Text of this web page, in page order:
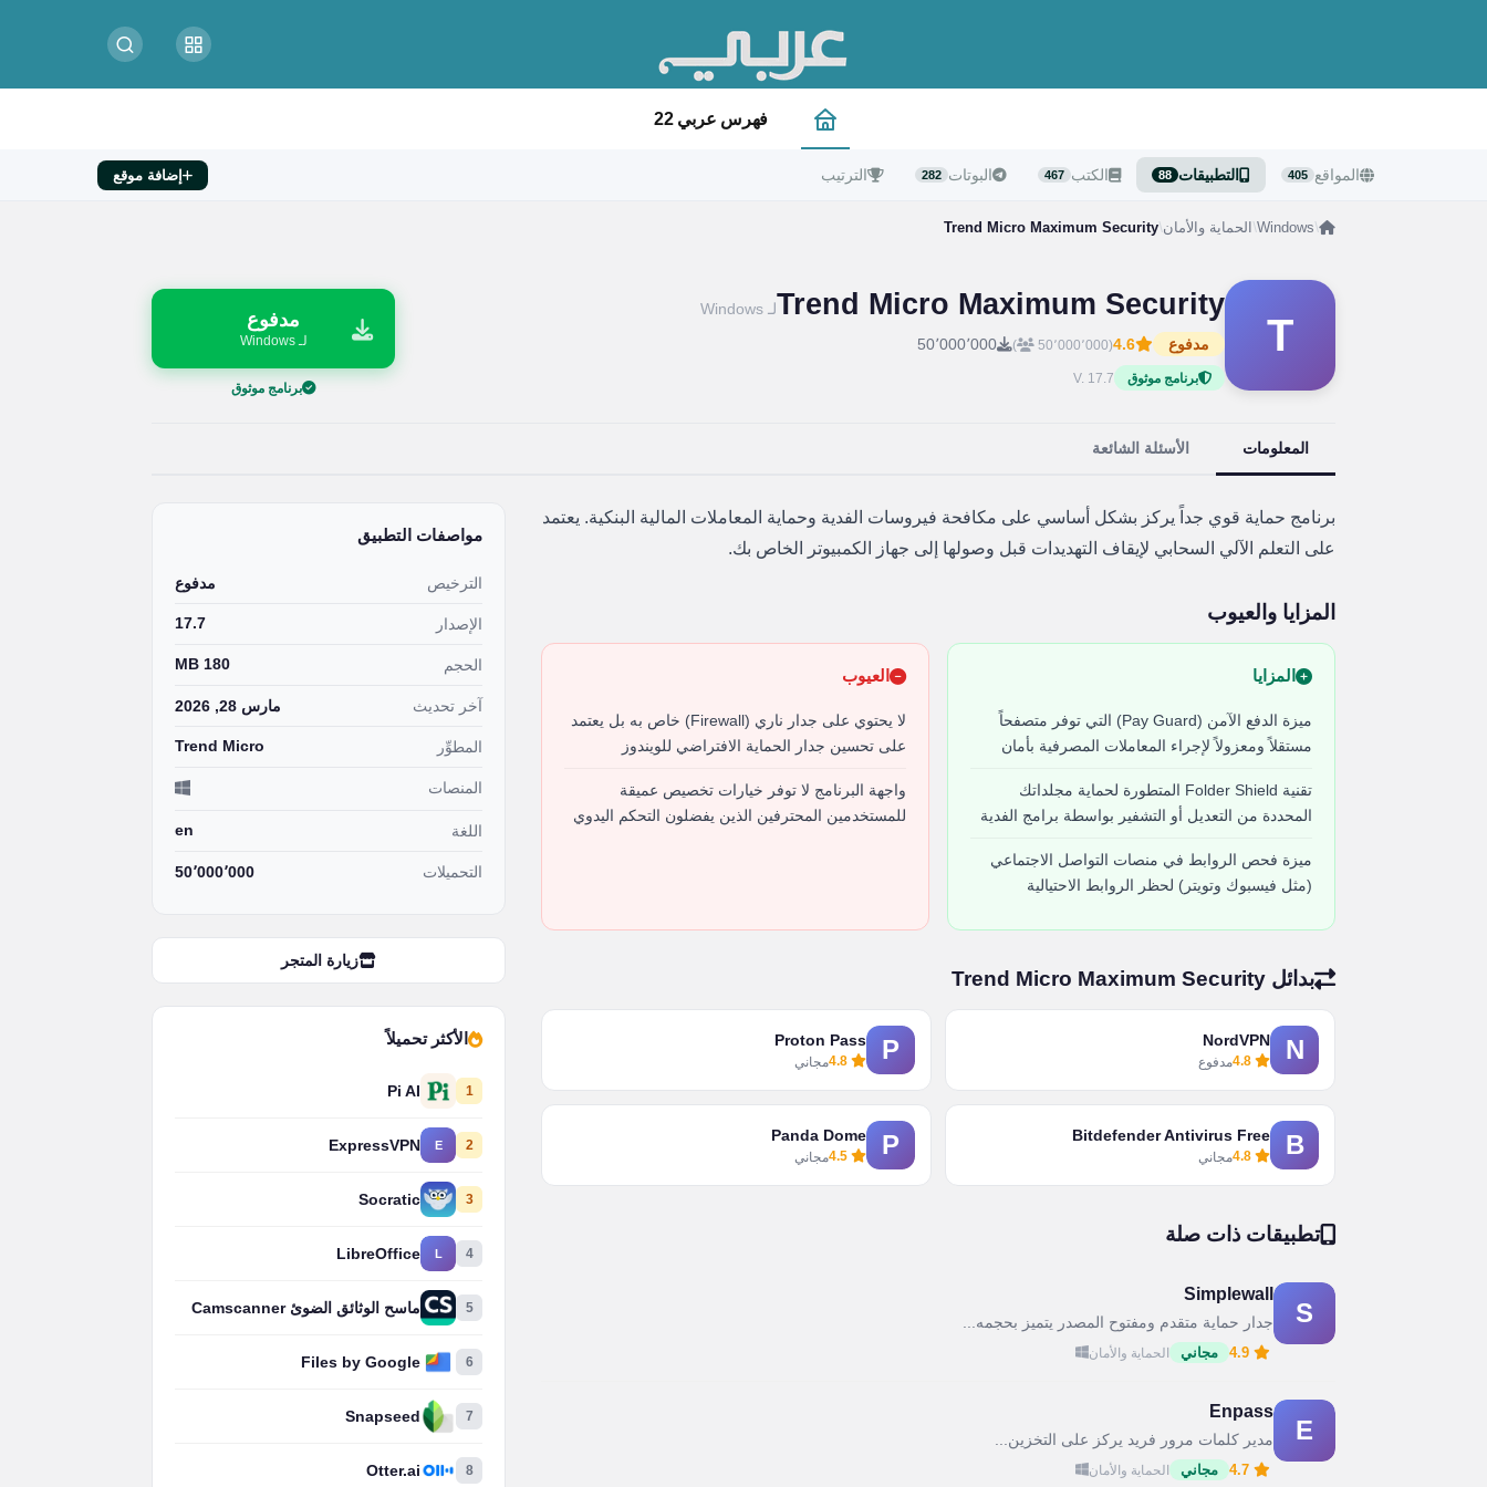
فهرس عربي 22
المواقع 405 التطبيقات 88 الكتب 467 البوتات 282 الترتيب إضافة موقع
/
Windows
/ الحماية والأمان/
Trend Micro Maximum Security
T
Trend Micro Maximum Securityلـ Windows
مدفوع
4.6(50٬000٬000 ) 50٬000٬000
برنامج موثوق V. 17.7
مدفوع
لـ Windows
برنامج موثوق
المعلومات الأسئلة الشائعة
برنامج حماية قوي جداً يركز بشكل أساسي على مكافحة فيروسات الفدية وحماية المعاملات المالية البنكية. يعتمد
على التعلم الآلي السحابي لإيقاف التهديدات قبل وصولها إلى جهاز الكمبيوتر الخاص بك.
المزايا والعيوب
المزايا
ميزة الدفع الآمن (Pay Guard) التي توفر متصفحاً
مستقلاً ومعزولاً لإجراء المعاملات المصرفية بأمان
تقنية Folder Shield المتطورة لحماية مجلداتك
المحددة من التعديل أو التشفير بواسطة برامج الفدية
ميزة فحص الروابط في منصات التواصل الاجتماعي
(مثل فيسبوك وتويتر) لحظر الروابط الاحتيالية
العيوب
لا يحتوي على جدار ناري (Firewall) خاص به بل يعتمد
على تحسين جدار الحماية الافتراضي للويندوز
واجهة البرنامج لا توفر خيارات تخصيص عميقة
للمستخدمين المحترفين الذين يفضلون التحكم اليدوي
بدائل Trend Micro Maximum Security
N
NordVPN
مدفوع P
Proton Pass
مجاني
B
Bitdefender Antivirus Free
مجاني P
Panda Dome
مجاني
تطبيقات ذات صلة
S
Simplewall
جدار حماية متقدم ومفتوح المصدر يتميز بحجمه...
مجاني الحماية والأمان
E
Enpass
مدير كلمات مرور فريد يركز على التخزين...
مجاني الحماية والأمان
مواصفات التطبيق
الترخيص مدفوع
الإصدار 17.7
الحجم 180 MB
آخر تحديث مارس 28, 2026
المطوِّر Trend Micro
المنصات
اللغة en
التحميلات 50٬000٬000
زيارة المتجر
الأكثر تحميلاً
1
Pi AI
2
E
ExpressVPN
3
Socratic
4
L
LibreOffice
5 ماسح الوثائق الضوئ Camscanner
6
Files by Google
7
Snapseed
8
Otter.ai